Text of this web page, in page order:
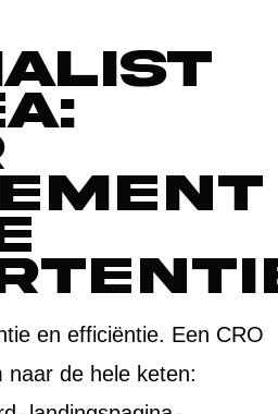
en efficiëntie. Een CRO
naar de hele keten: